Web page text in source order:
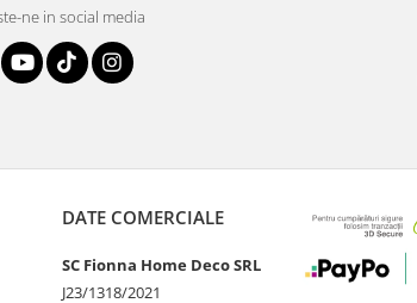
ne in social media
DATE COMERCIALE
SC Fionna Home Deco SRL
J23/1318/2021